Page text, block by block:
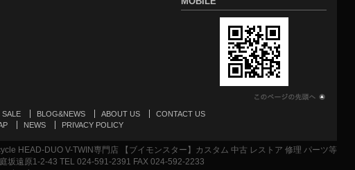
SALE BLOG&NEWS ABOUT US
CONTACT US
NEWS PRIVACY POLICY
HEAD-DUO V-TWIN専門店 【ブイモンスター】カスタム 中古 レストア 修理 パーツ等
坂遠原1-2-43 TEL 024-591-2391 FAX 024-592-2233